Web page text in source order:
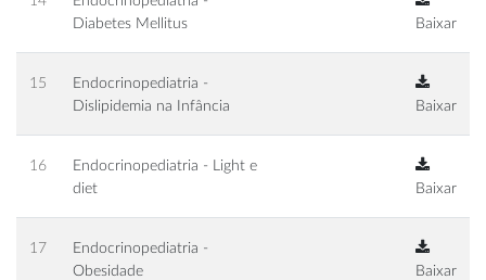
Diabetes Mellitus
Baixar
15
Endocrinopediatria -
Dislipidemia na Infância
Baixar
16
Endocrinopediatria - Light e
diet
Baixar
17
Endocrinopediatria -
Obesidade
Baixar